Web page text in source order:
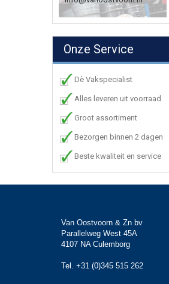
Onze Service
Dè Vakspecialist
Alles leveren uit voorraad
Groot assortiment
Bezorgen binnen 2 dagen
Beste kwaliteit en service
Van Oostvoorn & Zn bv
Parallelweg West 45A
4107 NA Culemborg
Tel. +31 (0)345 515 262